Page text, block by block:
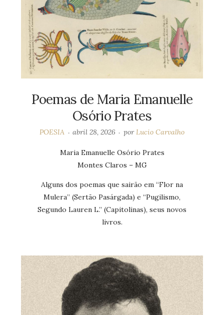
Poemas de Maria Emanuelle
Osório Prates
POESIA abril 28, 2026 porLucio Carvalho
Maria Emanuelle Osório Prates
Montes Claros – MG
Alguns dos poemas que sairão em “Flor na
Mulera” (Sertão Pasárgada) e “Pugilismo,
Segundo Lauren L.” (Capitolinas), seus novos
livros.